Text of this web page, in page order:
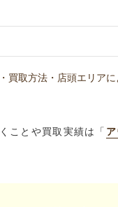
取方法・店頭エリアに
ことや買取実績は「